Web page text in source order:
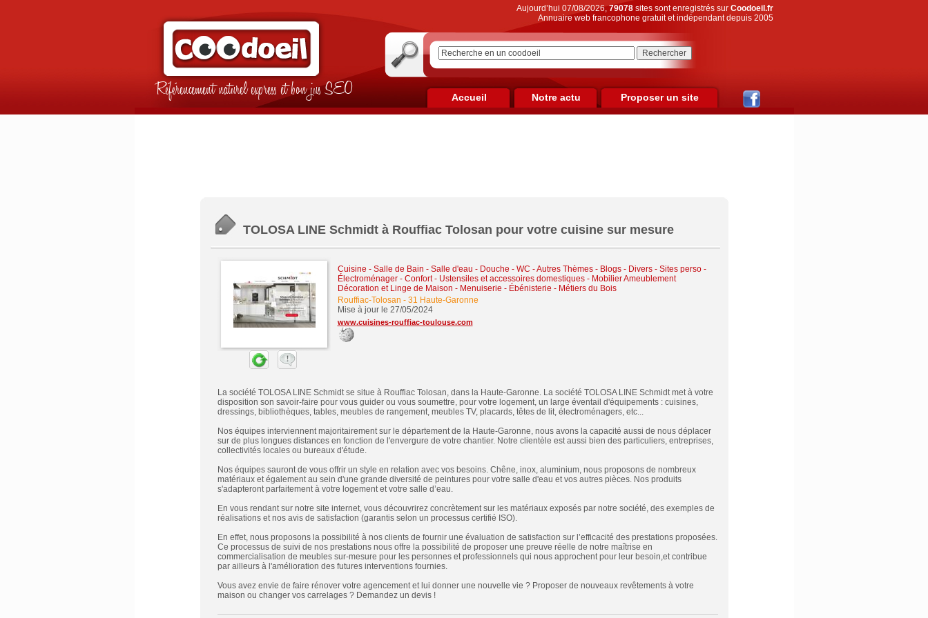
Référencement naturel express et bon jus SEO
Aujourd’hui 07/08/2026,79078sites sont enregistrés sur Coodoeil.fr
Annuaire web francophone gratuit et indépendant depuis 2005
Accueil Notre actu Proposer un site
TOLOSA LINE Schmidt à Rouffiac Tolosan pour votre cuisine sur mesure
Cuisine - Salle de Bain - Salle d'eau - Douche - WC -Autres Thèmes - Blogs - Divers - Sites perso-
Électroménager - Confort - Ustensiles et accessoires domestiques - Mobilier Ameublement
Décoration et Linge de Maison - Menuiserie - Ébénisterie - Métiers du Bois
Rouffiac-Tolosan - 31 Haute-Garonne
Mise à jour le 27/05/2024
www.cuisines-rouffiac-toulouse.com
La société TOLOSA LINE Schmidt se situe à Rouffiac Tolosan, dans la Haute-Garonne. La société TOLOSA LINE Schmidt met à votre
disposition son savoir-faire pour vous guider ou vous soumettre, pour votre logement, un large éventail d'équipements : cuisines,
dressings, bibliothèques, tables, meubles de rangement, meubles TV, placards, têtes de lit, électroménagers, etc...
Nos équipes interviennent majoritairement sur le département de la Haute-Garonne, nous avons la capacité aussi de nous déplacer
sur de plus longues distances en fonction de l'envergure de votre chantier. Notre clientèle est aussi bien des particuliers, entreprises,
collectivités locales ou bureaux d'étude.
Nos équipes sauront de vous offrir un style en relation avec vos besoins. Chêne, inox, aluminium, nous proposons de nombreux
matériaux et également au sein d'une grande diversité de peintures pour votre salle d'eau et vos autres pièces. Nos produits
s'adapteront parfaitement à votre logement et votre salle d’eau.
En vous rendant sur notre site internet, vous découvrirez concrètement sur les matériaux exposés par notre société, des exemples de
réalisations et nos avis de satisfaction (garantis selon un processus certifié ISO).
En effet, nous proposons la possibilité à nos clients de fournir une évaluation de satisfaction sur l’efficacité des prestations proposées.
Ce processus de suivi de nos prestations nous offre la possibilité de proposer une preuve réelle de notre maîtrise en
commercialisation de meubles sur-mesure pour les personnes et professionnels qui nous approchent pour leur besoin,et contribue
par ailleurs à l'amélioration des futures interventions fournies.
Vous avez envie de faire rénover votre agencement et lui donner une nouvelle vie ? Proposer de nouveaux revêtements à votre
maison ou changer vos carrelages ? Demandez un devis !